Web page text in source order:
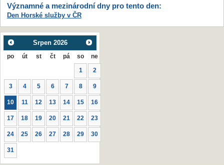
Významné a mezinárodní dny pro tento den:
Den Horské služby v ČR
Srpen 2026
po út st čt pá so ne
1 2
3 4 5 6 7 8 9
10 11 12 13 14 15 16
17 18 19 20 21 22 23
24 25 26 27 28 29 30
31